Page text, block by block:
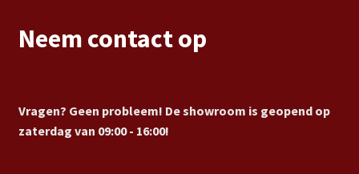
Neem contact op
Vragen? Geen probleem! De showroom is geopend op
zaterdag van 09:00 - 16:00!